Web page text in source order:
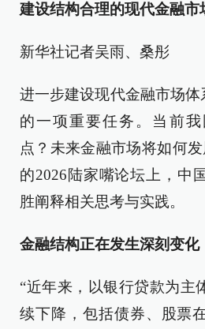
建设结构合理的现代金融市
新华社记者吴雨、桑彤
进一步建设现代金融市场体
的一项重要任务。当前
点？未来金融市场将如何
的2026陆家嘴论坛上，中
胜阐释相关思考与实践。
金融结构正在发生深刻变化
“近年来，以银行贷款为主
续下降，包括债券、股票